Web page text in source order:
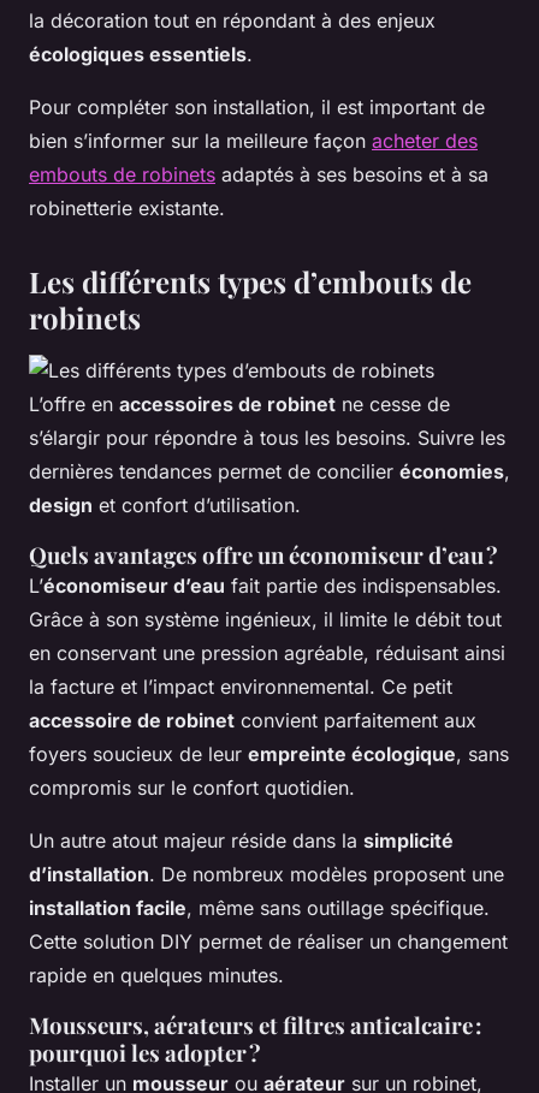
la décoration tout en répondant à des enjeux
écologiques essentiels.
Pour compléter son installation, il est important de
bien s’informer sur la meilleure façon acheter des
embouts de robinets adaptés à ses besoins et à sa
robinetterie existante.
Les différents types d’embouts de
robinets
L’offre en accessoires de robinet ne cesse de
s’élargir pour répondre à tous les besoins. Suivre les
dernières tendances permet de concilier économies,
design et confort d’utilisation.
Quels avantages offre un économiseur d’eau ?
L’économiseur d’eau fait partie des indispensables.
Grâce à son système ingénieux, il limite le débit tout
en conservant une pression agréable, réduisant ainsi
la facture et l’impact environnemental. Ce petit
accessoire de robinet convient parfaitement aux
foyers soucieux de leur empreinte écologique, sans
compromis sur le confort quotidien.
Un autre atout majeur réside dans la simplicité
d’installation. De nombreux modèles proposent une
installation facile, même sans outillage spécifique.
Cette solution DIY permet de réaliser un changement
rapide en quelques minutes.
Mousseurs, aérateurs et filtres anticalcaire :
pourquoi les adopter ?
Installer un mousseur ou aérateur sur un robinet,